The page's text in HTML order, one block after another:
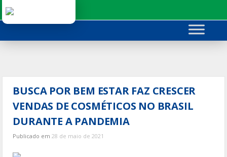
para
conteúdo
BUSCA POR BEM ESTAR FAZ CRESCER
VENDAS DE COSMÉTICOS NO BRASIL
DURANTE A PANDEMIA
Publicado em28 de maio de 2021